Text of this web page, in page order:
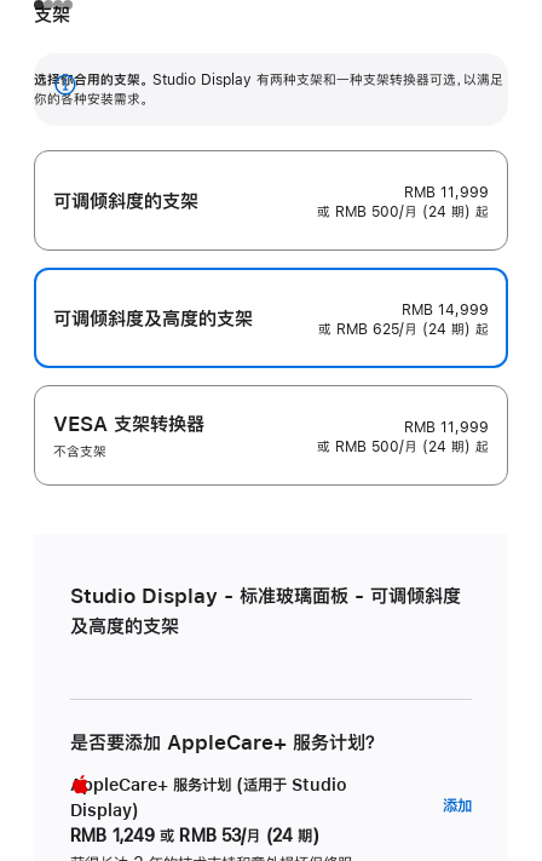
支架
选择你合用的支架。 Studio Display 有两种支架和一种支架转换器可选，以满足
你的各种安装需求。
展
可调倾斜度的支架
RMB 11,999
或 RMB 500/月 (24 期) 起
可调倾斜度及高‍度的支‍架
RMB 14,999
或 RMB 625/月 (24 期) 起
VESA 支架转换器
不含支架
RMB 11,999
或 RMB 500/月 (24 期) 起
Studio Display - 标准玻璃面板 - 可调倾斜度
及高度的支架
是否要添加 AppleCare+ 服务计划？
AppleCare+ 服务计划 (适用于 Studio
Display)
RMB 1,249 或 RMB 53/月 (24 期)
添加